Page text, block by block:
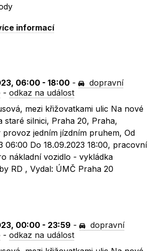
informací
06:00 - 18:00 -
dopravní
-odkaz na událost
mezi křižovatkami ulic Na nové
staré silnici, Praha 20, Praha,
provoz jedním jízdním pruhem, Od
06:00 Do 18.09.2023 18:00, pracovní
nákladní vozidlo - vykládka
RD , Vydal: ÚMČ Praha 20
00:00 - 23:59 -
dopravní
-odkaz na událost